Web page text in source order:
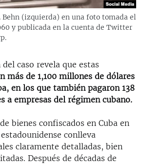
(izquierda) en una foto tomada el
y publicada en la cuenta de Twitter
caso revela que estas
más de 1,100 millones de dólares
en los que también pagaron 138
a empresas del régimen cubano.
bienes confiscados en Cuba en
conlleva
claramente detalladas, bien
Después de décadas de